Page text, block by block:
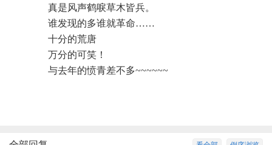
真是风声鹤唳草木皆兵。
谁发现的多谁就革命……
十分的荒唐
万分的可笑！
与去年的愤青差不多~~~~~~